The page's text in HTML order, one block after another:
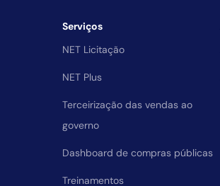
Serviços
NET Licitação
NET Plus
Terceirização das vendas ao
governo
Dashboard de compras públicas
Treinamentos